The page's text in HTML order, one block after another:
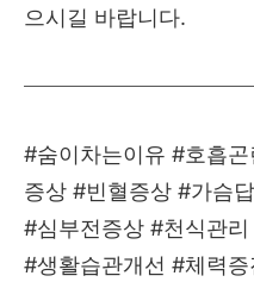
으시길 바랍니다.
#숨이차는이유 #호흡
증상 #빈혈증상 #가슴
#심부전증상 #천식관
#생활습관개선 #체력